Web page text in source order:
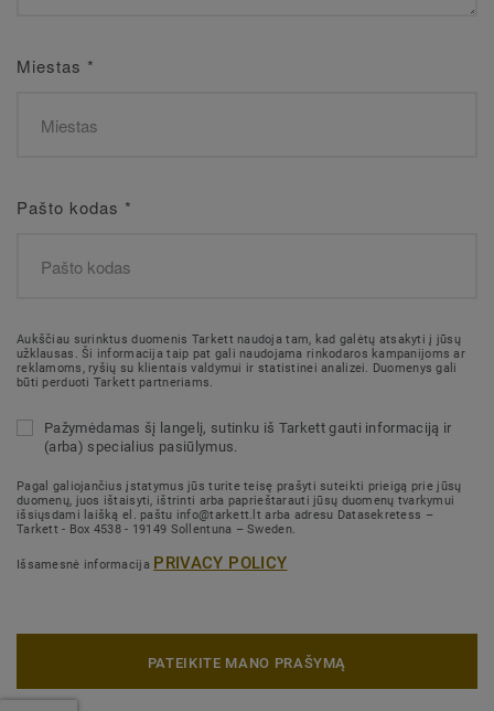
Miestas *
Pašto kodas *
Aukščiau surinktus duomenis Tarkett naudoja tam, kad galėtų atsakyti į jūsų
užklausas. Ši informacija taip pat gali naudojama rinkodaros kampanijoms ar
reklamoms, ryšių su klientais valdymui ir statistinei analizei. Duomenys gali
būti perduoti Tarkett partneriams.
Pažymėdamas šį langelį, sutinku iš Tarkett gauti informaciją ir
(arba) specialius pasiūlymus.
Pagal galiojančius įstatymus jūs turite teisę prašyti suteikti prieigą prie jūsų
duomenų, juos ištaisyti, ištrinti arba paprieštarauti jūsų duomenų tvarkymui
išsiųsdami laišką el. paštu info@tarkett.lt arba adresu Datasekretess –
Tarkett - Box 4538 - 19149 Sollentuna – Sweden.
Išsamesnė informacija PRIVACY POLICY
PATEIKITE MANO PRAŠYMĄ